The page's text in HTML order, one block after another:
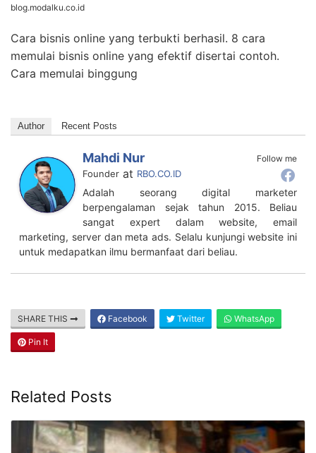
blog.modalku.co.id
Cara bisnis online yang terbukti berhasil. 8 cara
memulai bisnis online yang efektif disertai contoh.
Cara memulai binggung
Author Recent Posts
Follow me
Mahdi Nur
Founder at RBO.CO.ID
Adalah seorang digital marketer
berpengalaman sejak tahun 2015. Beliau
sangat expert dalam website, email
marketing, server dan meta ads. Selalu kunjungi website ini
untuk medapatkan ilmu bermanfaat dari beliau.
SHARE THIS Facebook Twitter WhatsApp
Pin It
Related Posts